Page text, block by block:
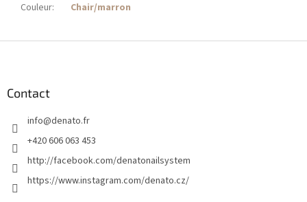
Couleur: Chair/marron
Contact
info@denato.fr
+420 606 063 453
http://facebook.com/denatonailsystem
https://www.instagram.com/denato.cz/